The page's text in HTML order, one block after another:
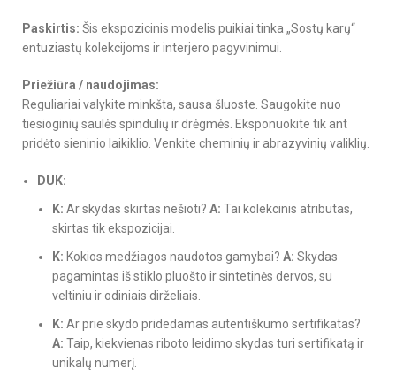
Paskirtis: Šis ekspozicinis modelis puikiai tinka „Sostų karų“
entuziastų kolekcijoms ir interjero pagyvinimui.
Priežiūra / naudojimas:
Reguliariai valykite minkšta, sausa šluoste. Saugokite nuo
tiesioginių saulės spindulių ir drėgmės. Eksponuokite tik ant
pridėto sieninio laikiklio. Venkite cheminių ir abrazyvinių valiklių.
DUK:
K: Ar skydas skirtas nešioti? A: Tai kolekcinis atributas,
skirtas tik ekspozicijai.
K: Kokios medžiagos naudotos gamybai? A: Skydas
pagamintas iš stiklo pluošto ir sintetinės dervos, su
veltiniu ir odiniais dirželiais.
K: Ar prie skydo pridedamas autentiškumo sertifikatas?
A: Taip, kiekvienas riboto leidimo skydas turi sertifikatą ir
unikalų numerį.